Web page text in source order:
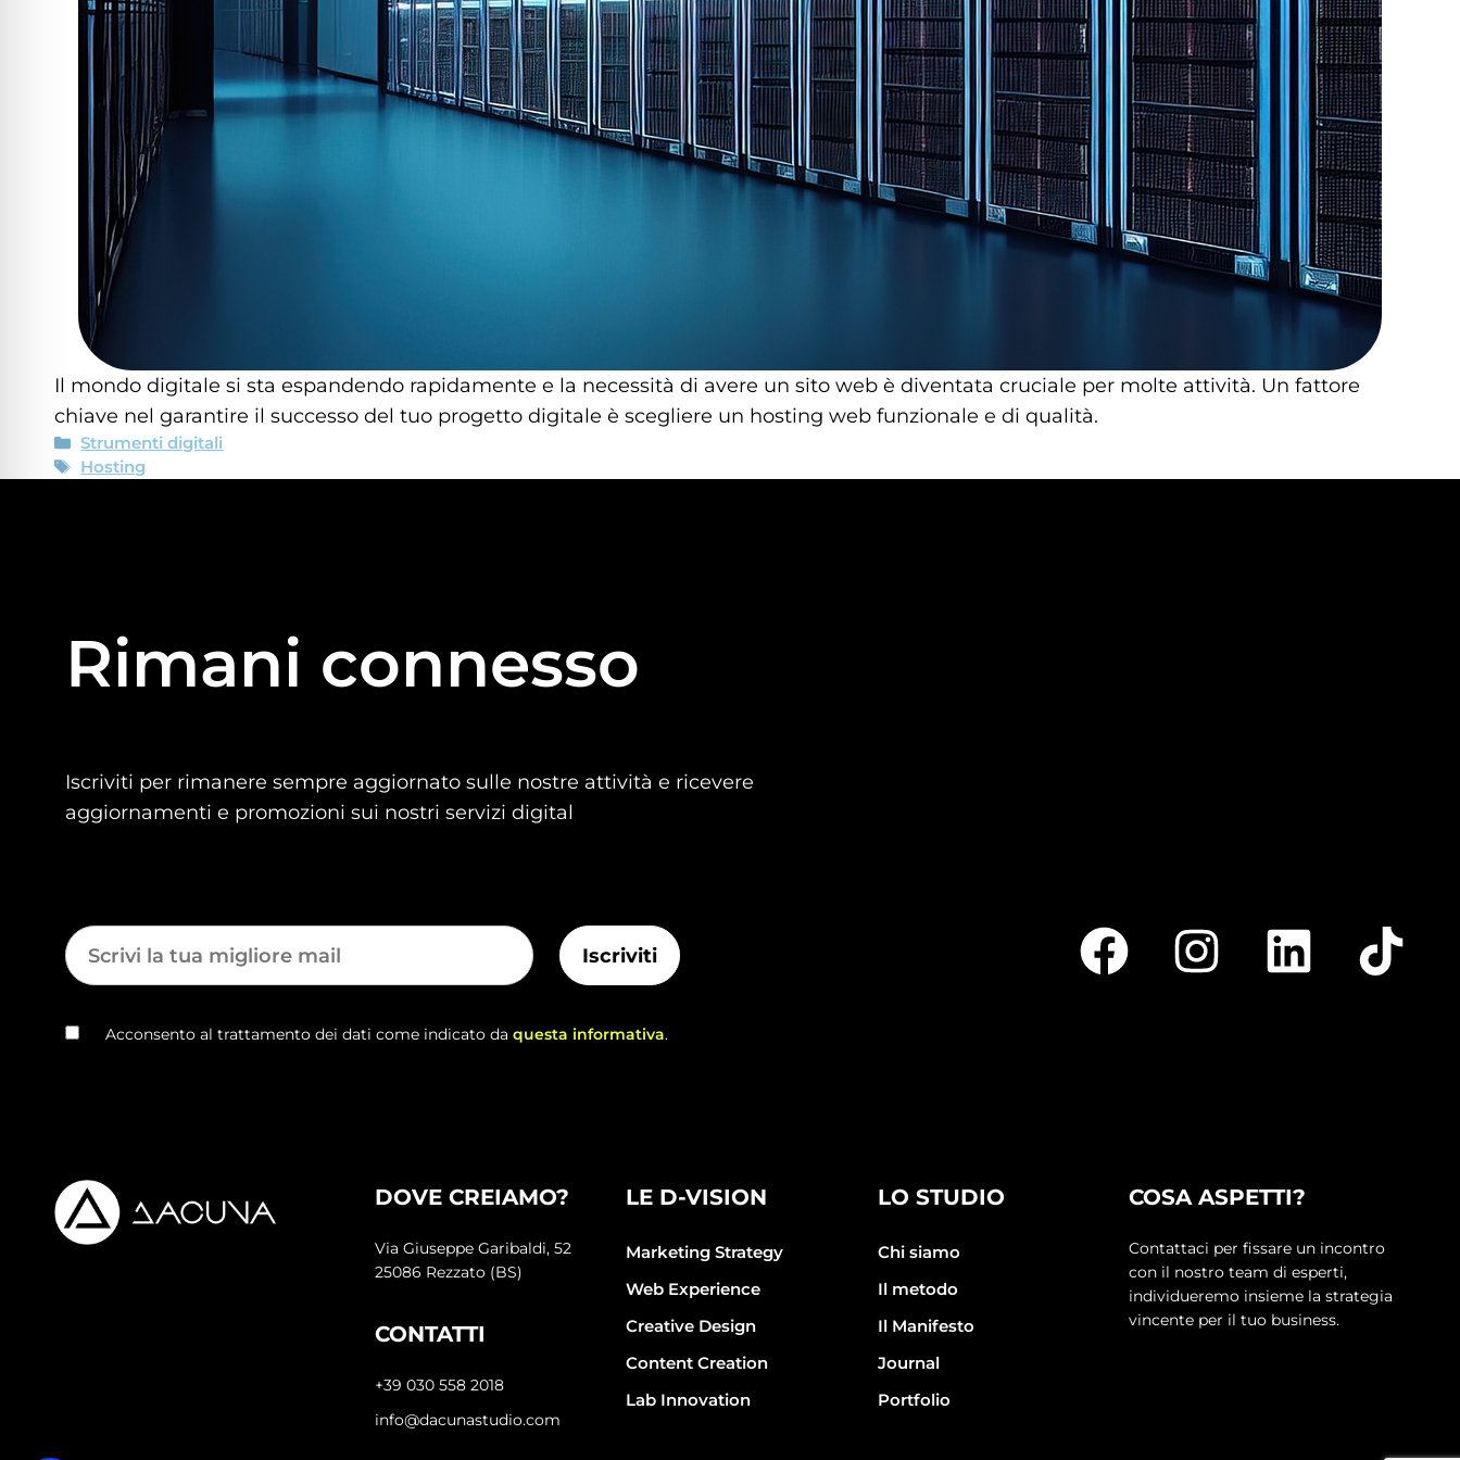
Il mondo digitale si sta espandendo rapidamente e la necessità di avere un sito web è diventata cruciale per molte attività. Un fattore
chiave nel garantire il successo del tuo progetto digitale è scegliere un hosting web funzionale e di qualità.
Strumenti digitali
Hosting
Rimani connesso
Iscriviti per rimanere sempre aggiornato sulle nostre attività e ricevere
aggiornamenti e promozioni sui nostri servizi digital
Acconsento al trattamento dei dati come indicato da questa informativa.
DOVE CREIAMO?
Via Giuseppe Garibaldi, 52
25086 Rezzato (BS)
CONTATTI
+39 030 558 2018
info@dacunastudio.com
LE D-VISION
Marketing Strategy
Web Experience
Creative Design
Content Creation
Lab Innovation
LO STUDIO
Chi siamo
Il metodo
Il Manifesto
Journal
Portfolio
COSA ASPETTI?
Contattaci per fissare un incontro
con il nostro team di esperti,
individueremo insieme la strategia
vincente per il tuo business.
per crisi
adatta per ADHD
sicura per epilessia